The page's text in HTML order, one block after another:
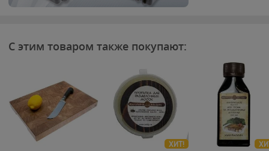
С этим товаром также покупают:
ХИТ!